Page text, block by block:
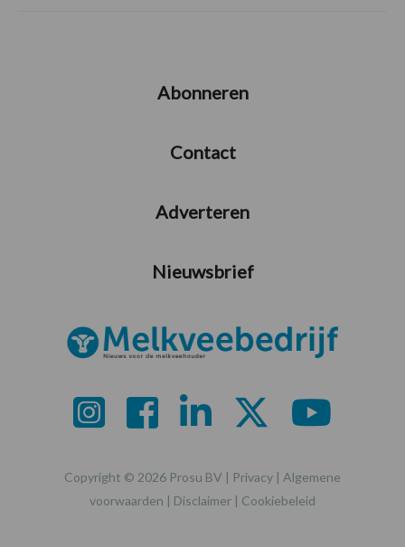
Abonneren
Contact
Adverteren
Nieuwsbrief
Copyright © 2026 Prosu BV | Privacy | Algemene
voorwaarden | Disclaimer | Cookiebeleid